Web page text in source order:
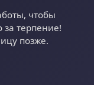
чтобы
терпение!
позже.